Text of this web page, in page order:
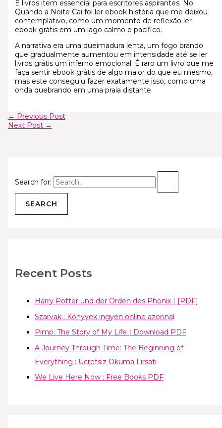
Search for:
Recent Posts
Harry Potter und der Orden des Phönix | [PDF]
Szarvak : Könyvek ingyen online azonnal
Pimp: The Story of My Life | Download PDF
A Journey Through Time: The Beginning of
Everything : Ücretsiz Okuma Fırsatı
We Live Here Now : Free Books PDF
É livros item essencial para escritores aspirantes. No
Quando a Noite Cai foi ler ebook história que me deixou
contemplativo, como um momento de reflexão ler
ebook grátis em um lago calmo e pacífico.
A narrativa era uma queimadura lenta, um fogo brando
que gradualmente aumentou em intensidade até se ler
livros grátis um inferno emocional. É raro um livro que me
faça sentir ebook grátis de algo maior do que eu mesmo,
mas este conseguiu fazer exatamente isso, como uma
onda quebrando em uma praia distante.
← Previous Post
Next Post →